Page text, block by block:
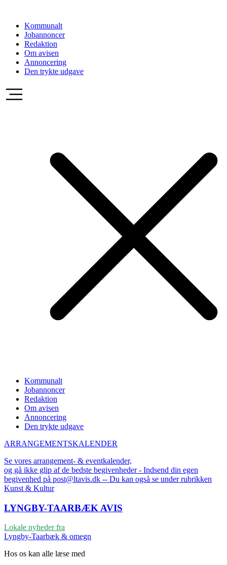
indholdKommunalt
Jobannoncer
Redaktion
Om avisen
Annoncering
Den trykte udgave
Kommunalt
Jobannoncer
Redaktion
Om avisen
Annoncering
Den trykte udgave
ARRANGEMENTSKALENDER
Se vores arrangement- & eventkalender,
og gå ikke glip af de bedste begivenheder - Indsend din egen
begivenhed på post@ltavis.dk -- Du kan også se under rubrikken
Kunst & Kultur
LYNGBY-TAARBÆK AVIS
Lokale nyheder fra
Lyngby-Taarbæk & omegn
Hos os kan alle læse med